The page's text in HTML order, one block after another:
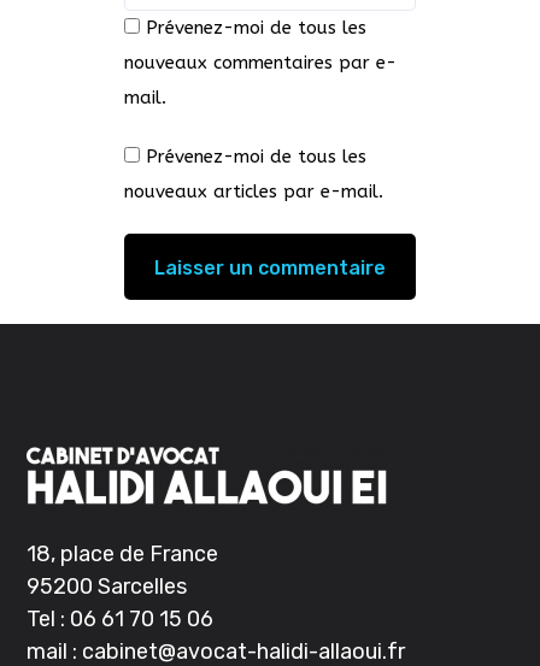
Prévenez-moi de tous les
nouveaux commentaires par e-
mail.
Prévenez-moi de tous les
nouveaux articles par e-mail.
18, place de France
95200 Sarcelles
Tel : 06 61 70 15 06
mail : cabinet@avocat-halidi-allaoui.fr